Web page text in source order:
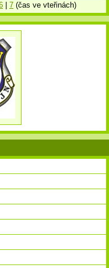
7 (čas ve vteřinách)